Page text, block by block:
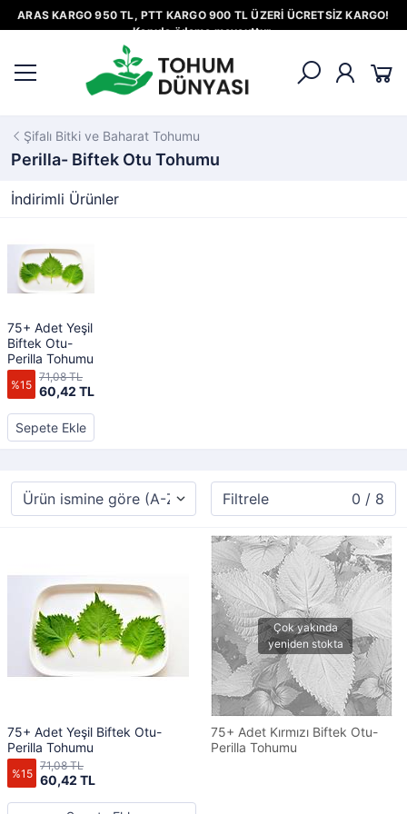
ARAS KARGO 950 TL, PTT KARGO 900 TL ÜZERİ ÜCRETSİZ KARGO!
Kapıda ödeme mevcuttur.
Şifalı Bitki ve Baharat Tohumu
Perilla- Biftek Otu Tohumu
İndirimli Ürünler
75+ Adet Yeşil
Biftek Otu-
Perilla Tohumu
%15 60,42 TL
71,08 TL
Sepete Ekle
Filtrele 0 / 8
75+ Adet Yeşil Biftek Otu-
Perilla Tohumu
%15 60,42 TL
71,08 TL
75+ Adet Kırmızı Biftek Otu-
Perilla Tohumu